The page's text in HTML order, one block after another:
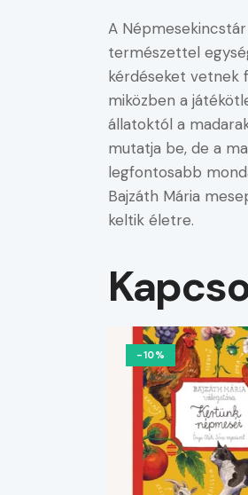
A
természettel
kérdéseket vetnek
miközben a
állatoktól a
mutatja be, de a
legfontosabb
Bajzáth Mária
keltik életre.
-10%